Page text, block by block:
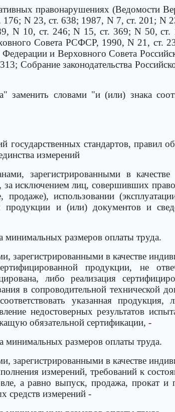
правонарушениях (Ведомости
N 23, ст. 638; 1987, N 7, ст. 201; N
N 10, ст. 246; N 15, ст. 369; N 50,
Совета РСФСР, 1990, N 21, ст.
и Верховного Совета
Собрание законодательства
заменить словами "и (или) знака
стандартов, правил
измерений
зарегистрированными в качестве
за исключением лиц, совершивших
использовании
продукции и (или) документов и
минимальных размеров оплаты труда.
в качестве
продукции, не
либо реализация
в сопроводительной технической
указанная продукция,
недостоверных результатов
обязательной сертификации, -
минимальных размеров оплаты труда.
в качестве
измерений, требований к
а равно выпуск, продажа, прокат и
средств измерений -